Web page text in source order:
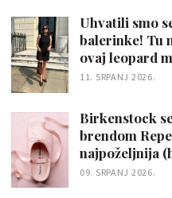
Uhvatili smo
balerinke! Tu
ovaj leopard
11. SRPANJ 2026.
Birkenstock
brendom
najpoželjnija
09. SRPANJ 2026.